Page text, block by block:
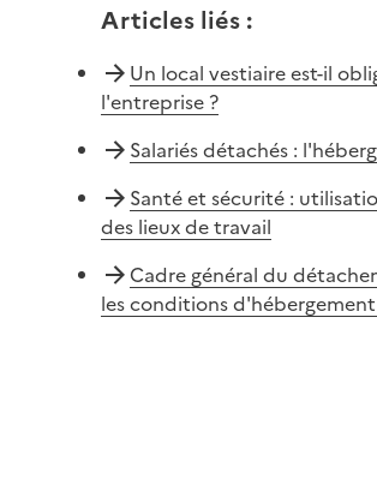
Articles liés:
Un local vestiaire est-il
l'entreprise ?
Salariés détachés :
Santé et sécurité :
des lieux de travail
Cadre général du
les conditions d'hébergement